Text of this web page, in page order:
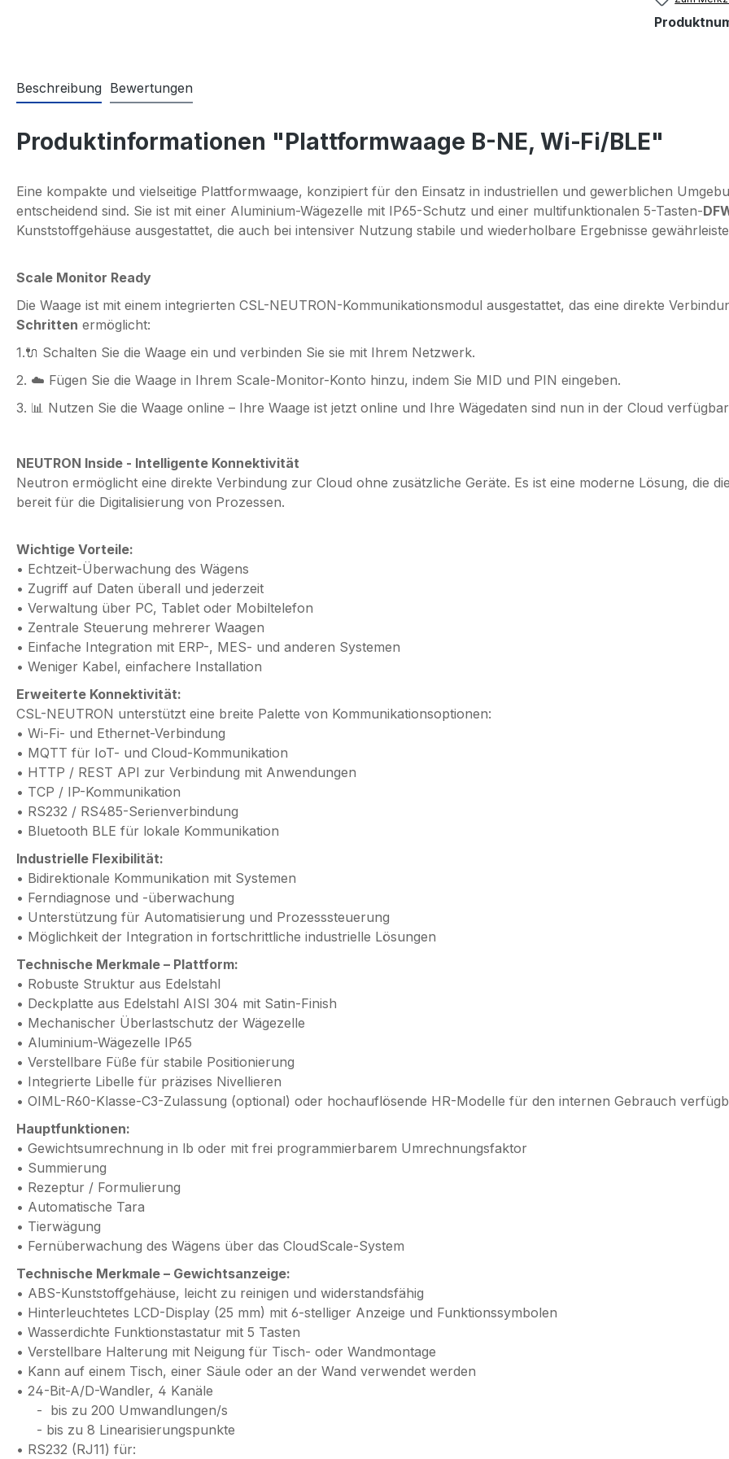
Beschreibung Bewertungen
Produktinformationen "Plattformwaage B-NE, Wi‑Fi/BLE"
Eine kompakte und vielseitige Plattformwaage, konzipiert für den Einsatz in industriellen und gewerblichen
entscheidend sind. Sie ist mit einer Aluminium-Wägezelle mit IP65-Schutz und einer multifunktionalen 5-Tasten-
Kunststoffgehäuse ausgestattet, die auch bei intensiver Nutzung stabile und wiederholbare Ergebnisse
Scale Monitor Ready
Die Waage ist mit einem integrierten CSL-NEUTRON-Kommunikationsmodul ausgestattet, das eine direkte
Schritten ermöglicht:
1.🔌 Schalten Sie die Waage ein und verbinden Sie sie mit Ihrem Netzwerk.
2. ☁️ Fügen Sie die Waage in Ihrem Scale-Monitor-Konto hinzu, indem Sie MID und PIN eingeben.
3. 📊 Nutzen Sie die Waage online – Ihre Waage ist jetzt online und Ihre Wägedaten sind nun in der Cloud
NEUTRON Inside - Intelligente Konnektivität
Neutron ermöglicht eine direkte Verbindung zur Cloud ohne zusätzliche Geräte. Es ist eine moderne Lösung, die
bereit für die Digitalisierung von Prozessen.
Wichtige Vorteile:
• Echtzeit-Überwachung des Wägens
• Zugriff auf Daten überall und jederzeit
• Verwaltung über PC, Tablet oder Mobiltelefon
• Zentrale Steuerung mehrerer Waagen
• Einfache Integration mit ERP-, MES- und anderen Systemen
• Weniger Kabel, einfachere Installation
Erweiterte Konnektivität:
CSL-NEUTRON unterstützt eine breite Palette von Kommunikationsoptionen:
• Wi-Fi- und Ethernet-Verbindung
• MQTT für IoT- und Cloud-Kommunikation
• HTTP / REST API zur Verbindung mit Anwendungen
• TCP / IP-Kommunikation
• RS232 / RS485-Serienverbindung
• Bluetooth BLE für lokale Kommunikation
Industrielle Flexibilität:
• Bidirektionale Kommunikation mit Systemen
• Ferndiagnose und -überwachung
• Unterstützung für Automatisierung und Prozesssteuerung
• Möglichkeit der Integration in fortschrittliche industrielle Lösungen
Technische Merkmale – Plattform:
• Robuste Struktur aus Edelstahl
• Deckplatte aus Edelstahl AISI 304 mit Satin-Finish
• Mechanischer Überlastschutz der Wägezelle
• Aluminium-Wägezelle IP65
• Verstellbare Füße für stabile Positionierung
• Integrierte Libelle für präzises Nivellieren
• OIML-R60-Klasse-C3-Zulassung (optional) oder hochauflösende HR-Modelle für den internen Gebrauch
Hauptfunktionen:
• Gewichtsumrechnung in lb oder mit frei programmierbarem Umrechnungsfaktor
• Summierung
• Rezeptur / Formulierung
• Automatische Tara
• Tierwägung
• Fernüberwachung des Wägens über das CloudScale-System
Technische Merkmale – Gewichtsanzeige:
• ABS-Kunststoffgehäuse, leicht zu reinigen und widerstandsfähig
• Hinterleuchtetes LCD-Display (25 mm) mit 6-stelliger Anzeige und Funktionssymbolen
• Wasserdichte Funktionstastatur mit 5 Tasten
• Verstellbare Halterung mit Neigung für Tisch- oder Wandmontage
• Kann auf einem Tisch, einer Säule oder an der Wand verwendet werden
• 24-Bit-A/D-Wandler, 4 Kanäle
- bis zu 200 Umwandlungen/s
- bis zu 8 Linearisierungspunkte
• RS232 (RJ11) für: